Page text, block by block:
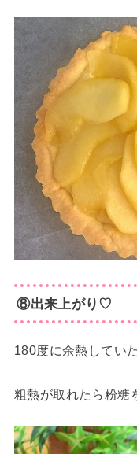
⑧出来上がり♡
180度に余熱してい
粗熱が取れたら粉